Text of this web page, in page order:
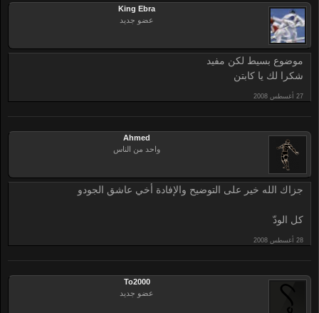
King Ebra
عضو جديد
موضوع بسيط لكن مفيد
شكرا لك يا كابتن
Ahmed
واحد من الناس
جزاك الله خير على التوضيح والإفادة أخي عاشق الجودو
كل الودّ
To2000
عضو جديد